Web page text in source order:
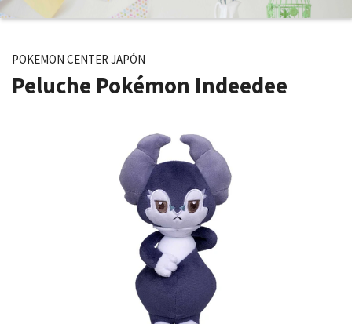
POKEMON CENTER JAPÓN
Peluche Pokémon Indeedee